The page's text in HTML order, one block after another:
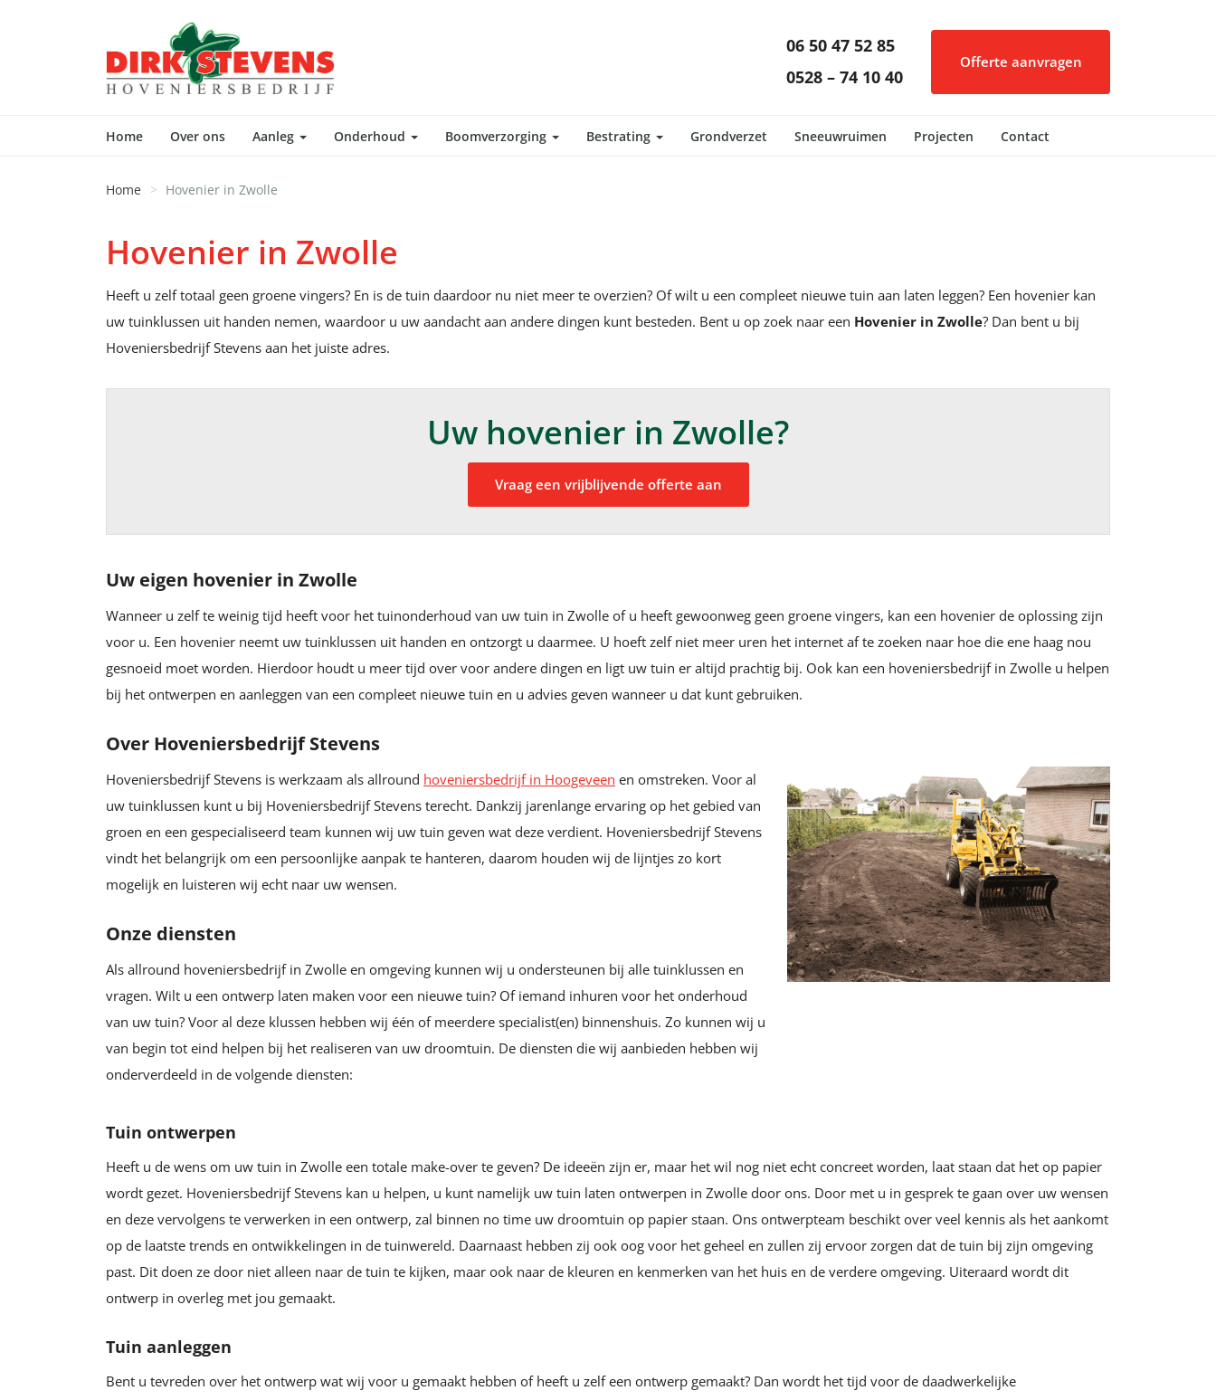
Offerte aanvragen
06 50 47 52 85
0528 – 74 10 40
Home Over ons Aanleg Onderhoud Boomverzorging Bestrating Grondverzet Sneeuwruimen Projecten Contact
Home Hovenier in Zwolle
Hovenier in Zwolle
Heeft u zelf totaal geen groene vingers? En is de tuin daardoor nu niet meer te overzien? Of wilt u een compleet nieuwe tuin aan laten leggen? Een hovenier kan
uw tuinklussen uit handen nemen, waardoor u uw aandacht aan andere dingen kunt besteden. Bent u op zoek naar een Hovenier in Zwolle? Dan bent u bij
Hoveniersbedrijf Stevens aan het juiste adres.
Uw hovenier in Zwolle?
Vraag een vrijblijvende offerte aan
Uw eigen hovenier in Zwolle
Wanneer u zelf te weinig tijd heeft voor het tuinonderhoud van uw tuin in Zwolle of u heeft gewoonweg geen groene vingers, kan een hovenier de oplossing zijn
voor u. Een hovenier neemt uw tuinklussen uit handen en ontzorgt u daarmee. U hoeft zelf niet meer uren het internet af te zoeken naar hoe die ene haag nou
gesnoeid moet worden. Hierdoor houdt u meer tijd over voor andere dingen en ligt uw tuin er altijd prachtig bij. Ook kan een hoveniersbedrijf in Zwolle u helpen
bij het ontwerpen en aanleggen van een compleet nieuwe tuin en u advies geven wanneer u dat kunt gebruiken.
Over Hoveniersbedrijf Stevens
Hoveniersbedrijf Stevens is werkzaam als allround hoveniersbedrijf in Hoogeveen en omstreken. Voor al
uw tuinklussen kunt u bij Hoveniersbedrijf Stevens terecht. Dankzij jarenlange ervaring op het gebied van
groen en een gespecialiseerd team kunnen wij uw tuin geven wat deze verdient. Hoveniersbedrijf Stevens
vindt het belangrijk om een persoonlijke aanpak te hanteren, daarom houden wij de lijntjes zo kort
mogelijk en luisteren wij echt naar uw wensen.
Onze diensten
Als allround hoveniersbedrijf in Zwolle en omgeving kunnen wij u ondersteunen bij alle tuinklussen en
vragen. Wilt u een ontwerp laten maken voor een nieuwe tuin? Of iemand inhuren voor het onderhoud
van uw tuin? Voor al deze klussen hebben wij één of meerdere specialist(en) binnenshuis. Zo kunnen wij u
van begin tot eind helpen bij het realiseren van uw droomtuin. De diensten die wij aanbieden hebben wij
onderverdeeld in de volgende diensten:
Tuin ontwerpen
Heeft u de wens om uw tuin in Zwolle een totale make-over te geven? De ideeën zijn er, maar het wil nog niet echt concreet worden, laat staan dat het op papier
wordt gezet. Hoveniersbedrijf Stevens kan u helpen, u kunt namelijk uw tuin laten ontwerpen in Zwolle door ons. Door met u in gesprek te gaan over uw wensen
en deze vervolgens te verwerken in een ontwerp, zal binnen no time uw droomtuin op papier staan. Ons ontwerpteam beschikt over veel kennis als het aankomt
op de laatste trends en ontwikkelingen in de tuinwereld. Daarnaast hebben zij ook oog voor het geheel en zullen zij ervoor zorgen dat de tuin bij zijn omgeving
past. Dit doen ze door niet alleen naar de tuin te kijken, maar ook naar de kleuren en kenmerken van het huis en de verdere omgeving. Uiteraard wordt dit
ontwerp in overleg met jou gemaakt.
Tuin aanleggen
Bent u tevreden over het ontwerp wat wij voor u gemaakt hebben of heeft u zelf een ontwerp gemaakt? Dan wordt het tijd voor de daadwerkelijke